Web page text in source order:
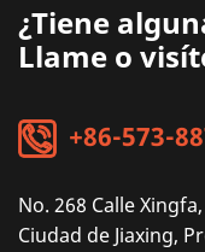
¿Tiene
Llame o
+86-573-
No. 268 Calle
Ciudad de Jiaxing,